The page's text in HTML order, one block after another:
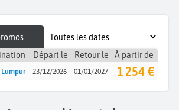
Départ le Retour le À partir de
23/12/2026 01/01/2027 1 254 €